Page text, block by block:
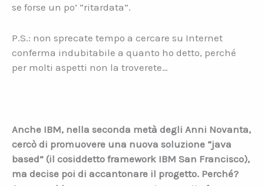
se forse un po’ “ritardata”.
P.S.: non sprecate tempo a cercare su Internet
conferma indubitabile a quanto ho detto, perché
per molti aspetti non la troverete…
Anche IBM, nella seconda metà degli Anni Novanta,
cercò di promuovere una nuova soluzione “java
based” (il cosiddetto framework IBM San Francisco),
ma decise poi di accantonare il progetto. Perché?